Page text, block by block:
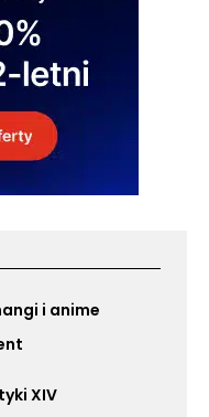
i anime
XIV